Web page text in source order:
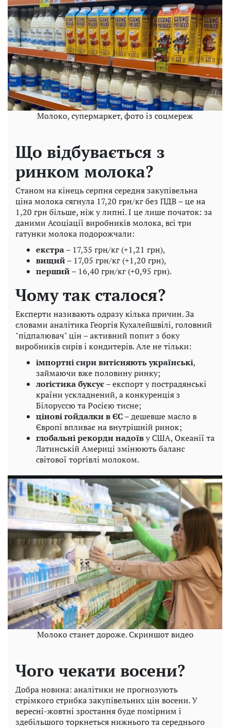
Молоко, супермаркет, фото із соцмереж
Що відбувається з
ринком молока?
Станом на кінець серпня середня закупівельна
ціна молока сягнула 17,20 грн/кг без ПДВ – це на
1,20 грн більше, ніж у липні. І це лише початок: за
даними Асоціації виробників молока, всі три
гатунки молока подорожчали:
екстра– 17,35 грн/кг (+1,21 грн),
вищий– 17,05 грн/кг (+1,20 грн),
перший– 16,40 грн/кг (+0,95 грн).
Чому так сталося?
Експерти називають одразу кілька причин. За
словами аналітика Георгія Кухалейшвілі, головний
"підпалювач" цін – активний попит з боку
виробників сирів і кондитерів. Але не тільки:
імпортні сири витісняють українські,
займаючи вже половину ринку;
логістика буксує– експорт у пострадянські
країни ускладнений, а конкуренція з
Білоруссю та Росією тисне;
цінові гойдалки в ЄС– дешевше масло в
Європі впливає на внутрішній ринок;
глобальні рекорди надоїву США, Океанії та
Латинській Америці змінюють баланс
світової торгівлі молоком.
Молоко станет дороже. Скриншот видео
Чого чекати восени?
Добра новина: аналітики не прогнозують
стрімкого стрибка закупівельних цін восени. У
вересні-жовтні зростання буде помірним і
здебільшого торкнеться нижнього та середнього